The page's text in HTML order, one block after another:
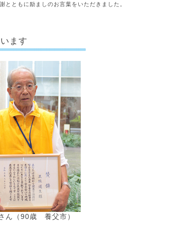
とともに励ましのお言葉をいただきました。
ます
ん（90歳 養父市）